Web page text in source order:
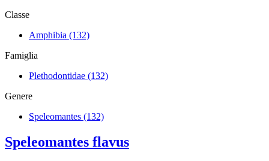
Classe
Amphibia (132)
Famiglia
Plethodontidae (132)
Genere
Speleomantes (132)
Speleomantes flavus